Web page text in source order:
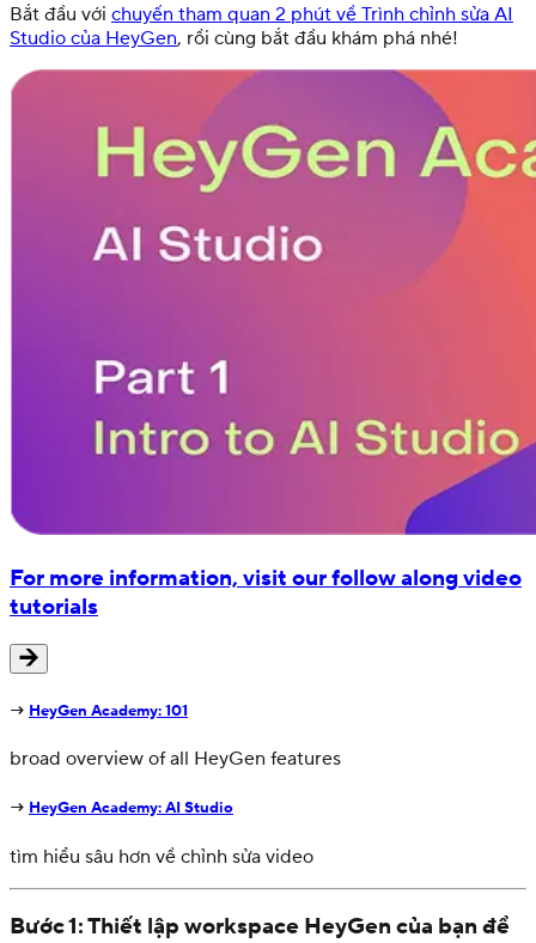
Bắt đầu với chuyến tham quan 2 phút về Trình chỉnh sửa AI
Studio của HeyGen, rồi cùng bắt đầu khám phá nhé!
For more information, visit our follow along video
tutorials
→ HeyGen Academy: 101
broad overview of all HeyGen features
→ HeyGen Academy: AI Studio
tìm hiểu sâu hơn về chỉnh sửa video
Bước 1: Thiết lập workspace HeyGen của bạn để